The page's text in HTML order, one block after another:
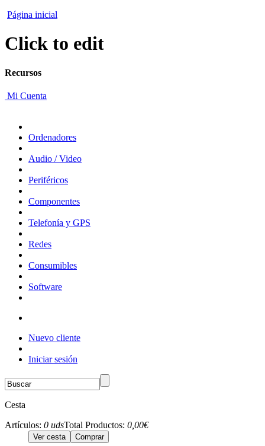
Página inicial
Click to edit
Recursos
Mi Cuenta
Ordenadores
Audio / Video
Periféricos
Componentes
Telefonía y GPS
Redes
Consumibles
Software
Nuevo cliente
Iniciar sesión
Cesta
Artículos: 0 udsTotal Productos: 0,00€